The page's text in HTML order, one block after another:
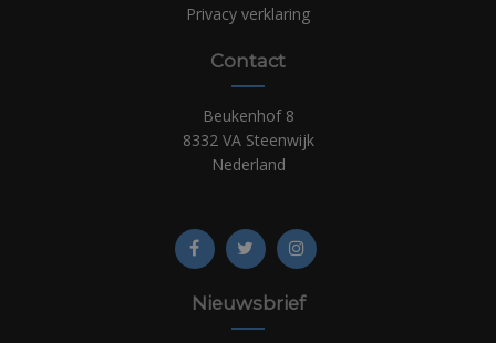
Privacy verklaring
Contact
Beukenhof 8
8332 VA Steenwijk
Nederland
Nieuwsbrief